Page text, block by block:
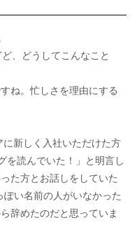
、どうしてこんなこと
ね。忙しさを理由にする
新しく入社いただけた方
を読んでいた！」と明言し
た方とお話しをしていた
ぽい名前の人がいなかった
辞めたのだと思っていま